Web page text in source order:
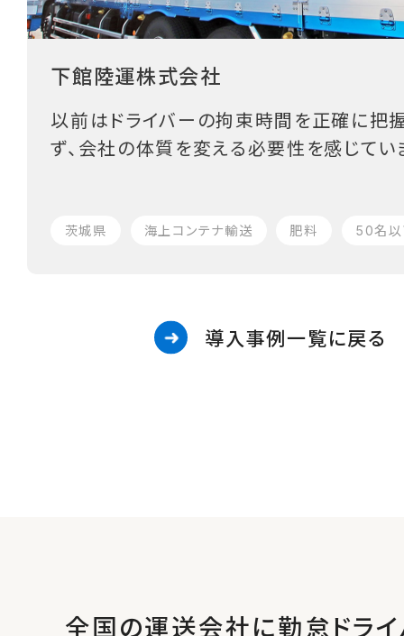
下館陸運株式会社
以前はドライバーの拘束時間を正確に把
ず、会社の体質を変える必要性を感じてい
茨城県 海上コンテナ輸送 肥料 50名
導入事例一覧に戻る
全国の運送会社に勤怠ドラ